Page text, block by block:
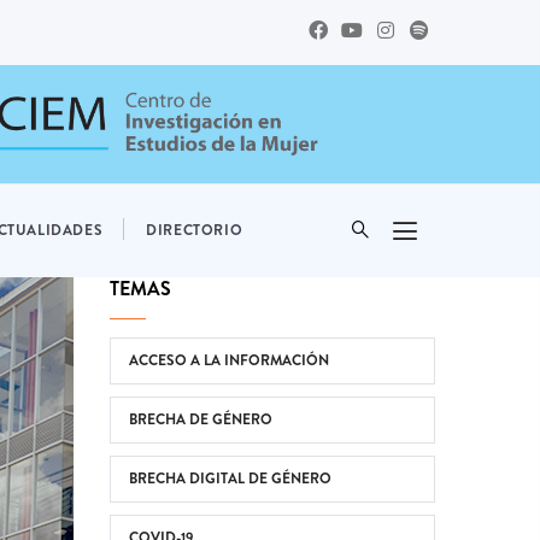
DIRECTORIO
TEMAS
ACCESO A LA INFORMACIÓN
BRECHA DE GÉNERO
BRECHA DIGITAL DE GÉNERO